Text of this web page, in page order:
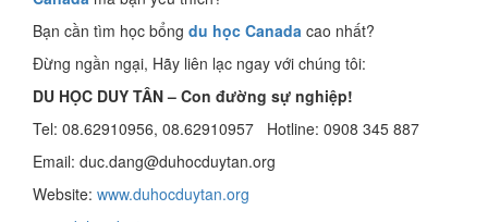
Bạn cần tìm học bổng du học Canada cao nhất?
Đừng ngần ngại, Hãy liên lạc ngay với chúng tôi:
DU HỌC DUY TÂN – Con đường sự nghiệp!
Tel: 08.62910956, 08.62910957 Hotline: 0908 345 887
Email: duc.dang@duhocduytan.org
Website: www.duhocduytan.org